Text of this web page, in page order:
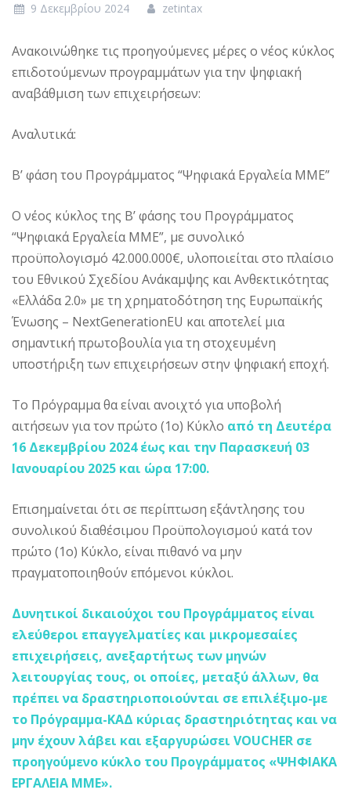
9 Δεκεμβρίου 2024 zetintax
Ανακοινώθηκε τις προηγούμενες μέρες ο νέος κύκλος
επιδοτούμενων προγραμμάτων για την ψηφιακή
αναβάθμιση των επιχειρήσεων:
Αναλυτικά:
Β’ φάση του Προγράμματος “Ψηφιακά Εργαλεία ΜΜΕ”
Ο νέος κύκλος της Β’ φάσης του Προγράμματος
“Ψηφιακά Εργαλεία ΜΜΕ”, με συνολικό
προϋπολογισμό 42.000.000€, υλοποιείται στο πλαίσιο
του Εθνικού Σχεδίου Ανάκαμψης και Ανθεκτικότητας
«Ελλάδα 2.0» με τη χρηματοδότηση της Ευρωπαϊκής
Ένωσης – NextGenerationEU και αποτελεί μια
σημαντική πρωτοβουλία για τη στοχευμένη
υποστήριξη των επιχειρήσεων στην ψηφιακή εποχή.
Το Πρόγραμμα θα είναι ανοιχτό για υποβολή
αιτήσεων για τον πρώτο (1ο) Κύκλο από τη Δευτέρα
16 Δεκεμβρίου 2024 έως και την Παρασκευή 03
Ιανουαρίου 2025 και ώρα 17:00.
Επισημαίνεται ότι σε περίπτωση εξάντλησης του
συνολικού διαθέσιμου Προϋπολογισμού κατά τον
πρώτο (1ο) Κύκλο, είναι πιθανό να μην
πραγματοποιηθούν επόμενοι κύκλοι.
Δυνητικοί δικαιούχοι του Προγράμματος είναι
ελεύθεροι επαγγελματίες και μικρομεσαίες
επιχειρήσεις, ανεξαρτήτως των μηνών
λειτουργίας τους, οι οποίες, μεταξύ άλλων, θα
πρέπει να δραστηριοποιούνται σε επιλέξιμο-με
το Πρόγραμμα-ΚΑΔ κύριας δραστηριότητας και να
μην έχουν λάβει και εξαργυρώσει VOUCHER σε
προηγούμενο κύκλο του Προγράμματος «ΨΗΦΙΑΚΑ
ΕΡΓΑΛΕΙΑ ΜΜΕ».